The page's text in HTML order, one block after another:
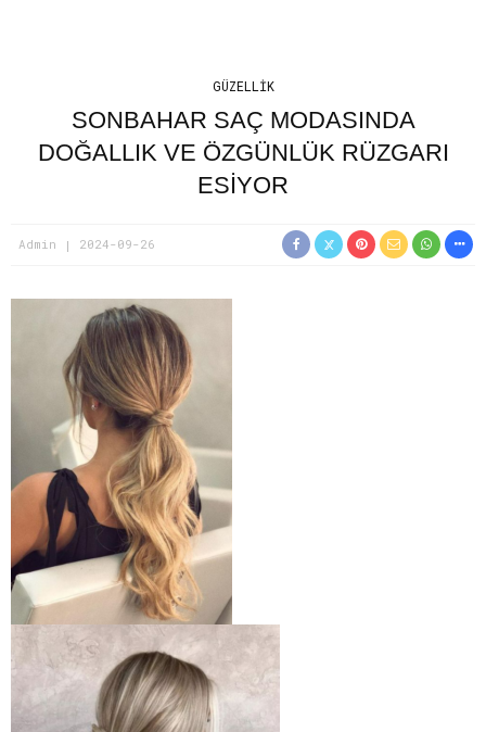
GÜZELLIK
SONBAHAR SAÇ MODASINDA
DOĞALLIK VE ÖZGÜNLÜK RÜZGARI
ESİYOR
Admin 2024-09-26